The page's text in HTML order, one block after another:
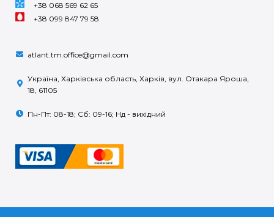
+38 068 569 62 65
+38 099 847 79 58
atlant.tm.office@gmail.com
Україна, Харківська область, Харків, вул. Отакара Яроша,
18, 61105
Пн-Пт: 08-18; Сб: 09-16; Нд - вихідний